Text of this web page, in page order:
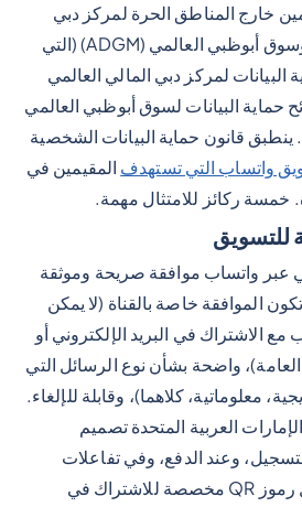
خارج المناطق الحرة لمركز دبي
المالي العالمي (DIFC) وسوق أبوظبي العالمي (ADGM) (التي
لمركز دبي المالي العالمي
2020 ولوائح حماية البيانات لسوق أبوظبي العالمي
ينطبق قانون حماية البيانات الشخصية
واتساب التي تستهدف المقيمين في
خمسة ركائز للامتثال مهمة.
عبر واتساب موافقة صريحة وموثقة
الموافقة خاصة بالقناة (لا يمكن
الاشتراك في البريد الإلكتروني أو
واضحة بشأن نوع الرسائل التي
معلوماتية، كلاهما)، وقابلة للإلغاء.
العربية المتحدة تصميم
وعند الدفع، وفي تفاعلات
خدمة العملاء، ومن خلال رموز QR مخصصة للاشتراك في